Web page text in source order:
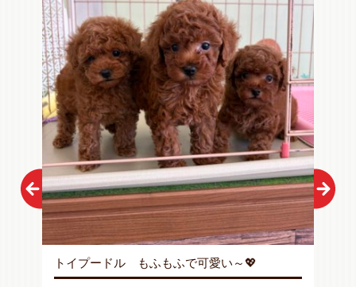
トイプードル もふもふで可愛い～💖